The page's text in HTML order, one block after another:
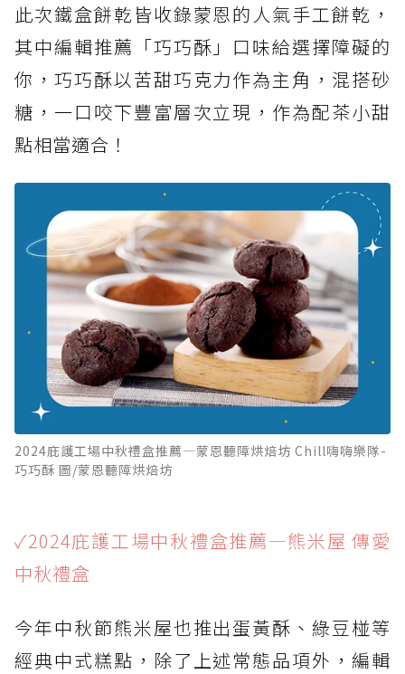
此次鐵盒餅乾皆收錄蒙恩的人氣手工餅乾，
其中編輯推薦「巧巧酥」口味給選擇障礙的
你，巧巧酥以苦甜巧克力作為主角，混搭砂
糖，一口咬下豐富層次立現，作為配茶小甜
點相當適合！
2024庇護工場中秋禮盒推薦—蒙恩聽障烘焙坊 Chill嗨嗨樂隊-
巧巧酥 圖/蒙恩聽障烘焙坊
✓2024庇護工場中秋禮盒推薦—熊米屋 傳愛
中秋禮盒
今年中秋節熊米屋也推出蛋黃酥、綠豆椪等
經典中式糕點，除了上述常態品項外，編輯